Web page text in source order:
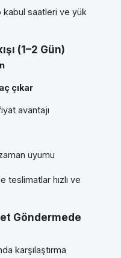
saatleri ve yük
(1–2 Gün)
çıkar
avantajı
uyumu
teslimatlar hızlı ve
Göndermede
karşılaştırma